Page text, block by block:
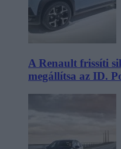
A Renault frissíti
megállítsa az ID.